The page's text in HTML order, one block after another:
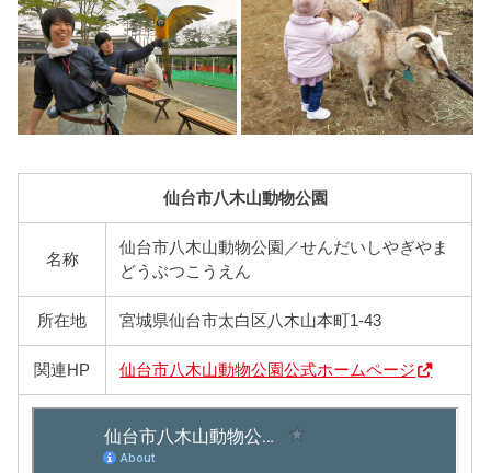
仙台市八木山動物公園
名称
仙台市八木山動物公園／せんだいしやぎやま
どうぶつこうえん
所在地 宮城県仙台市太白区八木山本町1-43
関連HP 仙台市八木山動物公園公式ホームページ